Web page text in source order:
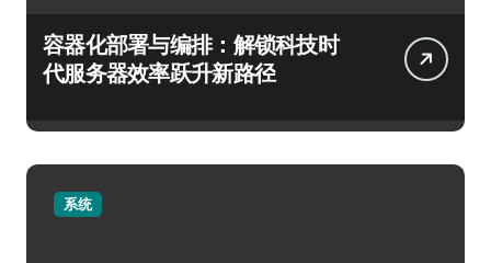
容器化部署与编排：解锁科技时
代服务器效率跃升新路径
系统